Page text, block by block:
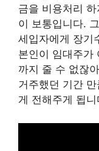
금을 비용처리
이 보통입니다.
세입자에게 장기
본인이 임대주가
까지 줄 수 없잖
거주했던 기간
게 전해주게 됩니